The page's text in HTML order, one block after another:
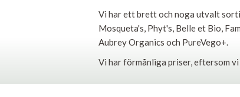
Vi har ett brett och noga utvalt
Mosqueta's, Phyt's, Belle et Bio,
Aubrey Organics och PureVego+.
Vi har förmånliga priser, eftersom